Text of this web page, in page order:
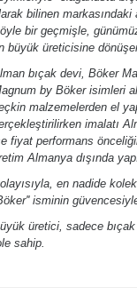
bilinen markasındaki
bir geçmişle,
büyük üreticisine
bıçak devi, Böker
by Böker isimleri
malzemelerden el
imalatı
fiyat performans
Almanya dışında
en nadide
isminin
üretici, sadece
sahip.